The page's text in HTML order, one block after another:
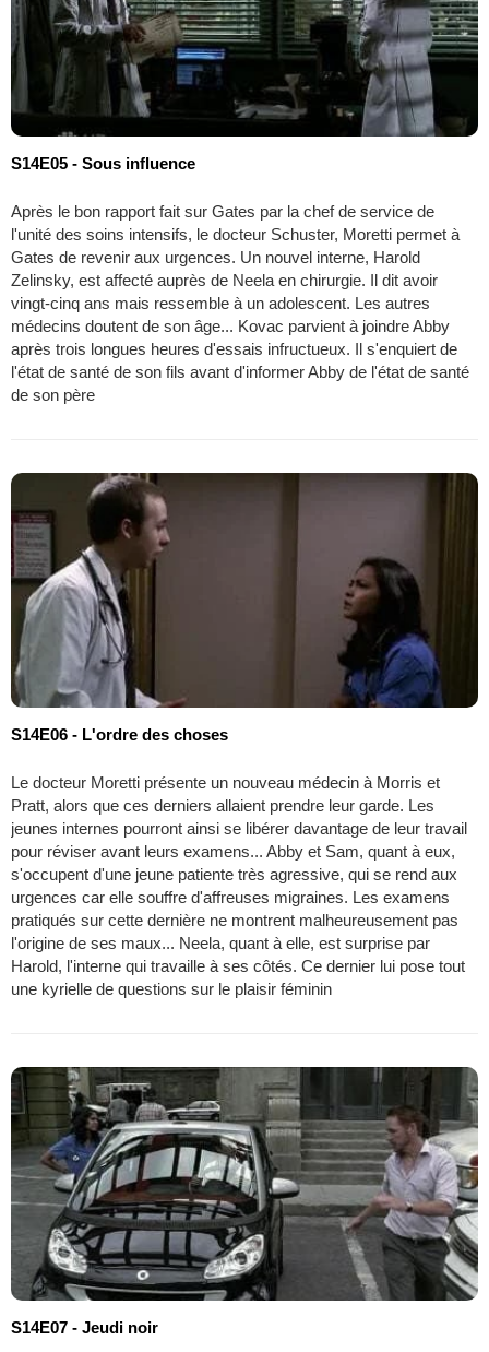
S14E05 - Sous influence
Après le bon rapport fait sur Gates par la chef de service de
l'unité des soins intensifs, le docteur Schuster, Moretti permet à
Gates de revenir aux urgences. Un nouvel interne, Harold
Zelinsky, est affecté auprès de Neela en chirurgie. Il dit avoir
vingt-cinq ans mais ressemble à un adolescent. Les autres
médecins doutent de son âge... Kovac parvient à joindre Abby
après trois longues heures d'essais infructueux. Il s'enquiert de
l'état de santé de son fils avant d'informer Abby de l'état de santé
de son père
S14E06 - L'ordre des choses
Le docteur Moretti présente un nouveau médecin à Morris et
Pratt, alors que ces derniers allaient prendre leur garde. Les
jeunes internes pourront ainsi se libérer davantage de leur travail
pour réviser avant leurs examens... Abby et Sam, quant à eux,
s'occupent d'une jeune patiente très agressive, qui se rend aux
urgences car elle souffre d'affreuses migraines. Les examens
pratiqués sur cette dernière ne montrent malheureusement pas
l'origine de ses maux... Neela, quant à elle, est surprise par
Harold, l'interne qui travaille à ses côtés. Ce dernier lui pose tout
une kyrielle de questions sur le plaisir féminin
S14E07 - Jeudi noir